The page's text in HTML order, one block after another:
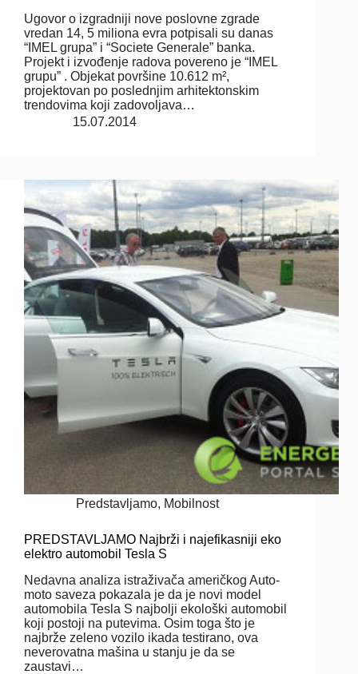
Ugovor o izgradniji nove poslovne zgrade
vredan 14, 5 miliona evra potpisali su danas
“IMEL grupa” i “Societe Generale” banka.
Projekt i izvođenje radova povereno je “IMEL
grupu” . Objekat površine 10.612 m²,
projektovan po poslednjim arhitektonskim
trendovima koji zadovoljava…
15.07.2014
Predstavljamo, Mobilnost
PREDSTAVLJAMO Najbrži i najefikasniji eko
elektro automobil Tesla S
Nedavna analiza istraživača američkog Auto-
moto saveza pokazala je da je novi model
automobila Tesla S najbolji ekološki automobil
koji postoji na putevima. Osim toga što je
najbrže zeleno vozilo ikada testirano, ova
neverovatna mašina u stanju je da se
zaustavi…